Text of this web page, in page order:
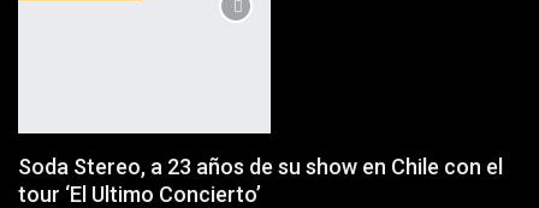
Soda Stereo, a 23 años de su show en Chile con el
tour ‘El Ultimo Concierto’